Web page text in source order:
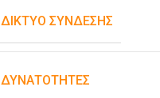
ΔΊΚΤΥΟ ΣΎΝΔΕΣΗΣ
ΔΥΝΑΤΌΤΗΤΕΣ